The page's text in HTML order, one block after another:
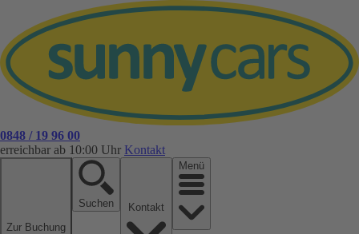
0848 / 19 96 00
erreichbar ab 10:00 Uhr Kontakt
Zur Buchung
Suchen
Menü